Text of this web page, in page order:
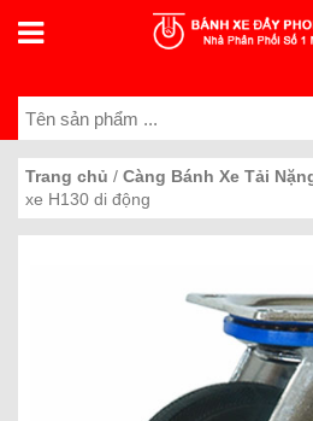
Trang chủ / Càng Bánh Xe Tải
xe H130 di động